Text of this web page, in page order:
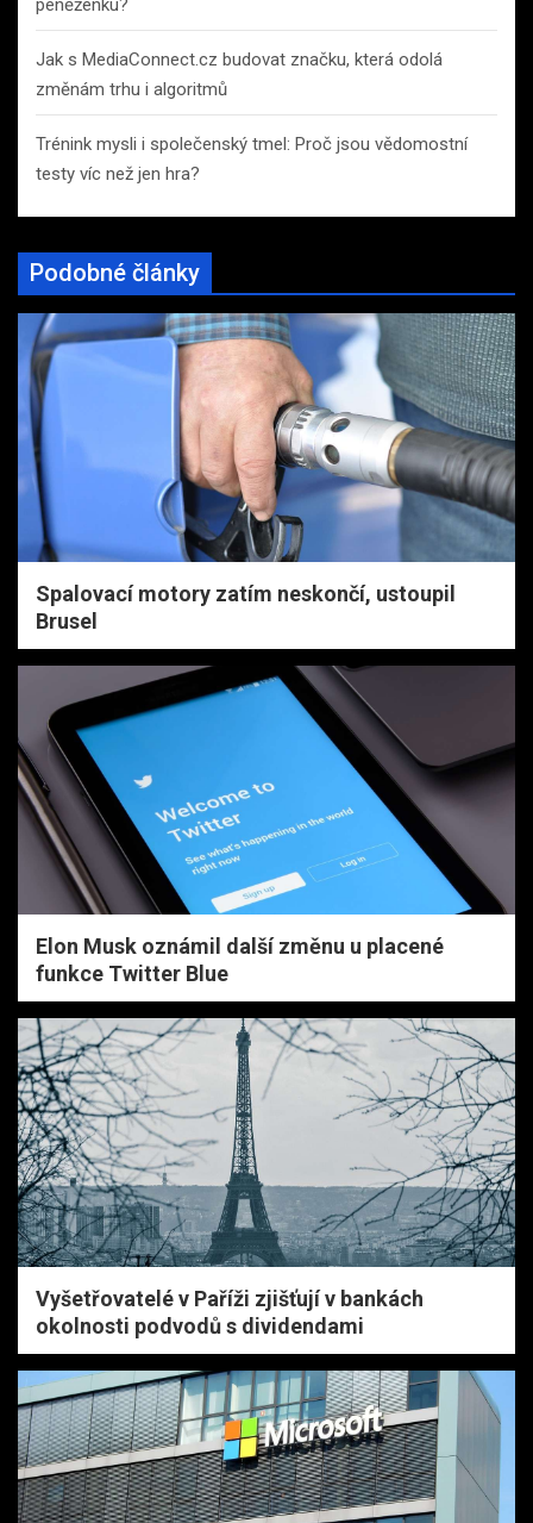
peněženku?
Jak s MediaConnect.cz budovat značku, která odolá
změnám trhu i algoritmů
Trénink mysli i společenský tmel: Proč jsou vědomostní
testy víc než jen hra?
Podobné články
Spalovací motory zatím neskončí, ustoupil
Brusel
Elon Musk oznámil další změnu u placené
funkce Twitter Blue
Vyšetřovatelé v Paříži zjišťují v bankách
okolnosti podvodů s dividendami